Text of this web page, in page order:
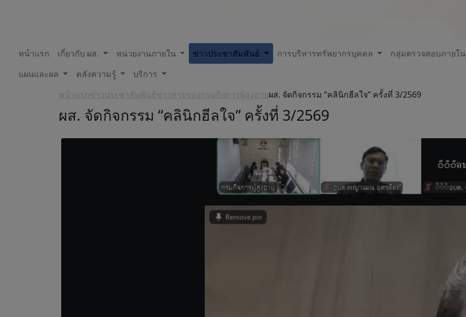
หน้าแรก เกี่ยวกับ ผส. หน่วยงานภายใน ข่าวประชาสัมพันธ์ การบริหารทรัพยากรบุคคล กลุ่มตรวจสอบภายใน
แผนและผล
คลังความรู้
บริการ
หน้าแรกข่าวประชาสัมพันธ์ข่าวสารของกรมกิจการผู้สูงอายุผส. จัดกิจกรรม “คลินิกฮีลใจ” ครั้งที่ 3/2569
ผส. จัดกิจกรรม “คลินิกฮีลใจ” ครั้งที่ 3/2569